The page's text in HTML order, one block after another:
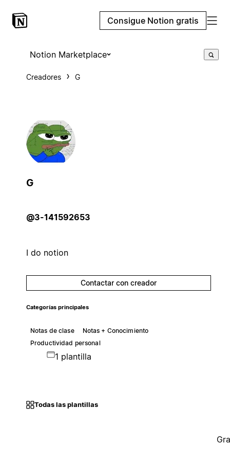
Consigue Notion gratis
Notion Marketplace
Creadores G
G
@3-141592653
I do notion
Contactar con creador
Categorías principales
Notas de clase
Notas + Conocimiento
Productividad personal
1 plantilla
Todas las plantillas